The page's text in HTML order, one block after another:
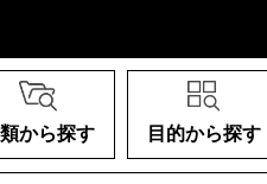
から探す 目的から探す